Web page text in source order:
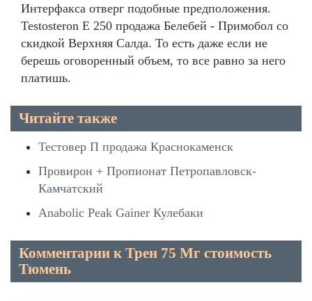
Интерфакса отверг подобные предположения.
Testosteron E 250 продажа Белебей - Примобол со
скидкой Верхняя Салда. То есть даже если не
берешь оговоренный объем, то все равно за него
платишь.
Читайте также
Тестовер П продажа Краснокаменск
Провирон + Пропионат Петропавловск-
Камчатский
Anabolic Peak Gainer Кулебаки
Комментарии к Трен 75 Мг стоимость
Тюмень